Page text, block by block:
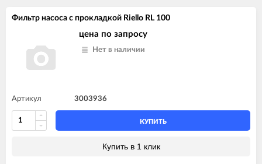
Фильтр насоса с прокладкой Riello RL 100
цена по запросу
Нет в наличии
Артикул 3003936
КУПИТЬ
Купить в 1 клик